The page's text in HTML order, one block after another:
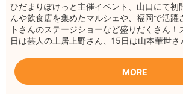
ひだまりぽけっと主催イベント、山口にて
んや飲食店を集めたマルシェや、福岡で活躍
トさんのステージショーなど盛りだくさん
日は芸人の土居上野さん、15日は山本華世
MORE